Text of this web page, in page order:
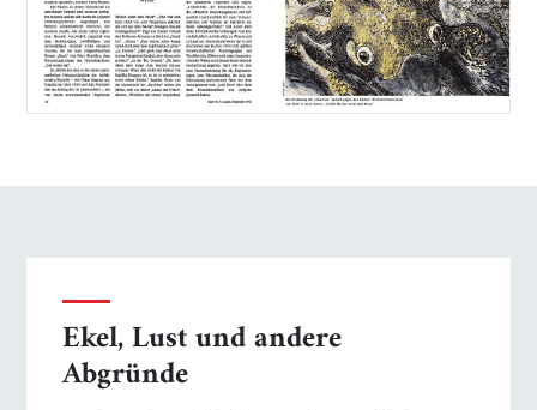
Ekel, Lust und andere
Abgründe